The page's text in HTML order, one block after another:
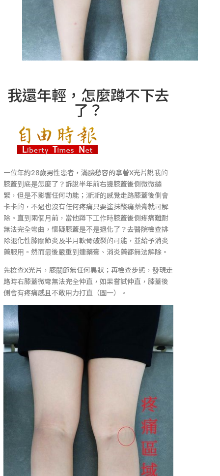
我還年輕，怎麼蹲不下去
了？
一位年約28歲男性患者，滿臉愁容的拿著X光片說我的
膝蓋到底是怎麼了？訴說半年前右邊膝蓋後側微微繃
緊，但是不影響任何功能；漸漸的感覺走路膝蓋後側會
卡卡的，不過也沒有任何疼痛只要塗抹酸痛藥膏就可解
除。直到兩個月前，當他蹲下工作時膝蓋後側疼痛難耐
無法完全彎曲，懷疑膝蓋是不是退化了？去醫院檢查排
除退化性膝關節炎及半月軟骨破裂的可能，並給予消炎
藥服用。然而最後嚴重到連藥膏、消炎藥都無法解除。
先檢查X光片，膝關節無任何異狀；再檢查步態，發現走
路時右膝蓋微彎無法完全伸直，如果嘗試伸直，膝蓋後
側會有疼痛感且不敢用力打直（圖一）。